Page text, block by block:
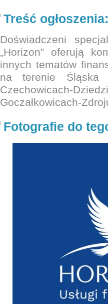
Treść ogłoszenia:
Doświadczeni
„Horizon” oferują
innych tematów
na terenie Śląska
Czechowicach-
Goczałkowicach-
Fotografie do